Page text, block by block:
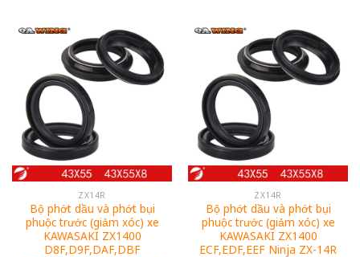
ZX14R
Bộ phớt dầu và phớt bụi
phuộc trước (giảm xóc) xe
KAWASAKI ZX1400
D8F,D9F,DAF,DBF
ZX14R
Bộ phớt dầu và phớt bụi
phuộc trước (giảm xóc) xe
KAWASAKI ZX1400
ECF,EDF,EEF Ninja ZX-14R